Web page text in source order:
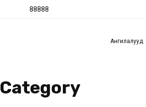
88888
Захиалгат барааАнгилалууд
Category